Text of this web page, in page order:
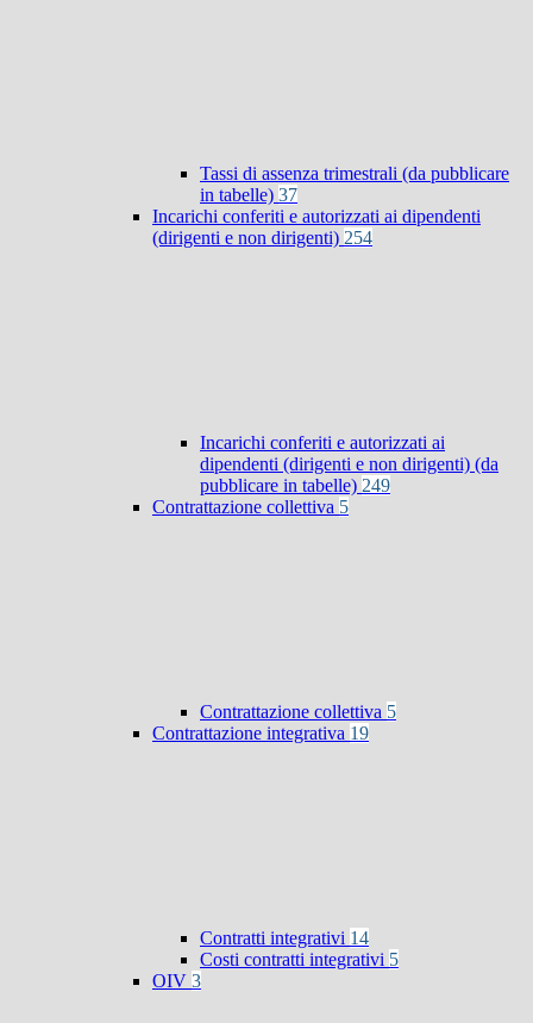
Tassi di assenza trimestrali (da pubblicare
in tabelle) 37
Incarichi conferiti e autorizzati ai dipendenti
(dirigenti e non dirigenti) 254
Incarichi conferiti e autorizzati ai
dipendenti (dirigenti e non dirigenti) (da
pubblicare in tabelle) 249
Contrattazione collettiva 5
Contrattazione collettiva 5
Contrattazione integrativa 19
Contratti integrativi 14
Costi contratti integrativi 5
OIV 3